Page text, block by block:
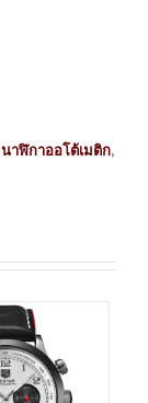
นาฬิกาออโต้เมติก,